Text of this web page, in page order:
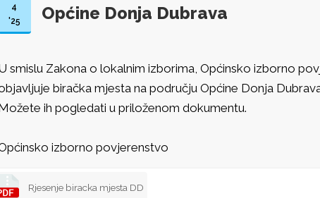
4
'25
Općine Donja Dubrava
smislu Zakona o lokalnim izborima, Općinsko izborno
biračka mjesta na području Općine Donja
ih pogledati u priloženom dokumentu.
izborno
Rjesenje biracka mjesta DD